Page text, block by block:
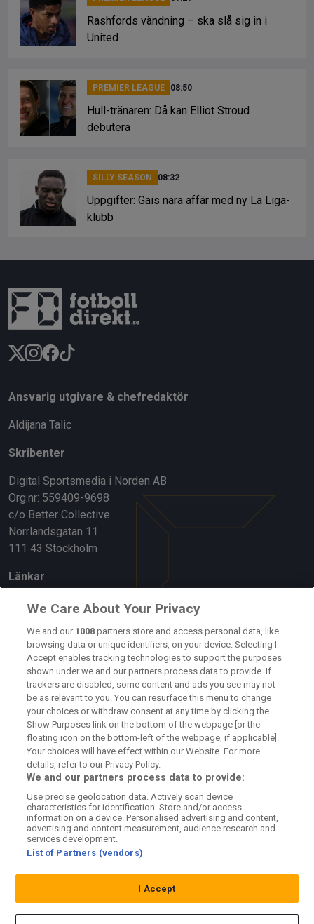
Rashfords vändning – ska slå sig in i
United
PREMIER LEAGUE 08:50
Hull-tränaren: Då kan Elliot Stroud
debutera
SILLY SEASON 08:32
Uppgifter: Gais nära affär med ny La Liga-
klubb
Ansvarig utgivare & chefredaktör
Aldijana Talic
Skribenter
Digital Sportsmedia i Norden AB
Org.nr: 559409-9698
c/o Better Collective
Norrlandsgatan 11
111 43 Stockholm
Länkar
Om oss
Kontakta oss
Kundtjänst
Sponsor: Rekatochklart
Annonsera på Fotbolldirekt
Redaktionell policy
Personuppgiftspolicy
Cookiepolicy
Arkiv
We Care About Your Privacy
We and our 1008 partners store and access personal data, like
browsing data or unique identifiers, on your device. Selecting I
Accept enables tracking technologies to support the purposes
shown under we and our partners process data to provide. If
trackers are disabled, some content and ads you see may not
be as relevant to you. You can resurface this menu to change
your choices or withdraw consent at any time by clicking the
Show Purposes link on the bottom of the webpage [or the
floating icon on the bottom-left of the webpage, if applicable].
Your choices will have effect within our Website. For more
details, refer to our Privacy Policy.
We and our partners process data to provide:
Use precise geolocation data. Actively scan device
characteristics for identification. Store and/or access
information on a device. Personalised advertising and content,
advertising and content measurement, audience research and
services development.
List of Partners (vendors)
I Accept